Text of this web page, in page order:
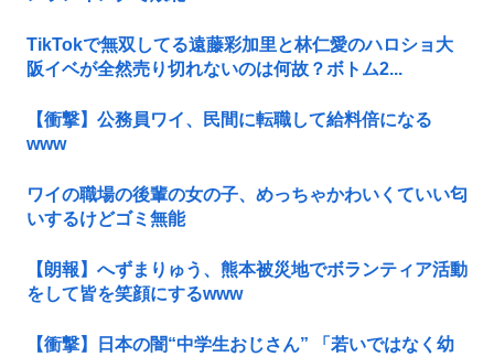
TikTokで無双してる遠藤彩加里と林仁愛のハロショ大
阪イベが全然売り切れないのは何故？ボトム2...
【衝撃】公務員ワイ、民間に転職して給料倍になる
www
ワイの職場の後輩の女の子、めっちゃかわいくていい匂
いするけどゴミ無能
【朗報】へずまりゅう、熊本被災地でボランティア活動
をして皆を笑顔にするwww
【衝撃】日本の闇“中学生おじさん” 「若いではなく幼